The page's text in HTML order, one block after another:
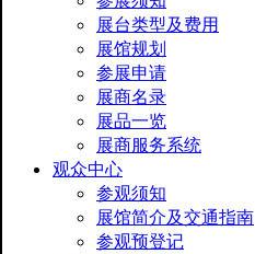
展台类型及费用
展馆规划
参展申请
展商名录
展品一览
展商服务系统
观众中心
参观须知
展馆简介及交通指南
参观预登记